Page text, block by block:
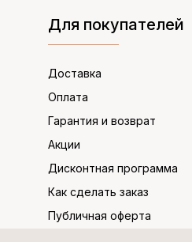
Для покупателей
Доставка
Оплата
Гарантия и возврат
Акции
Дисконтная программа
Как сделать заказ
Публичная оферта